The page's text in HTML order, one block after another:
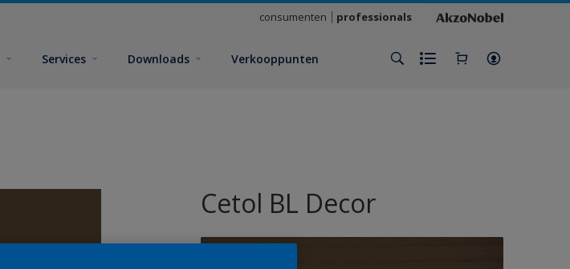
consumenten professionals
Services Downloads Verkooppunten
Cetol BL Decor